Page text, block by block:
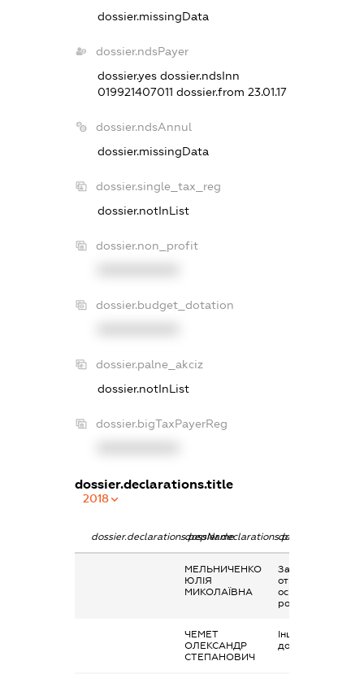
dossier.missingData
dossier.ndsPayer
dossier.yes dossier.ndsInn
019921407011 dossier.from 23.01.17
dossier.ndsAnnul
dossier.missingData
dossier.single_tax_reg
dossier.notInList
dossier.non_profit
dossier.budget_dotation
dossier.palne_akciz
dossier.notInList
dossier.bigTaxPayerReg
dossier.declarations.title
2018
dossier.declarations.pepNamedossier.declarations.personName
МЕЛЬНИЧЕНКО
ЮЛІЯ
МИКОЛАЇВНА
Заробітна плата
отримана за
основним місцем
роботи
ЧЕМЕТ
ОЛЕКСАНДР
СТЕПАНОВИЧ
Інше,
допомога